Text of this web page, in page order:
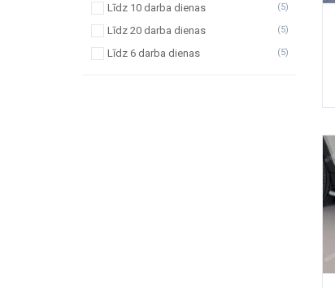
Līdz 10 darba dienas
(5)
Līdz 20 darba dienas (5)
Līdz 6 darba dienas (5)